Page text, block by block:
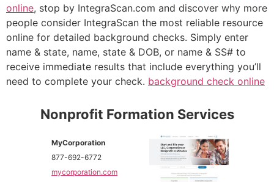
online, stop by IntegraScan.com and discover why more
people consider IntegraScan the most reliable resource
online for detailed background checks. Simply enter
name & state, name, state & DOB, or name & SS# to
receive immediate results that include everything you’ll
need to complete your check. background check online
Nonprofit Formation Services
MyCorporation
877-692-6772
mycorporation.com